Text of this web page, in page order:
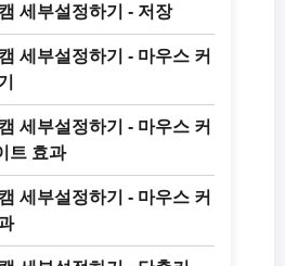
세부설정하기 - 저장
세부설정하기 - 마우스 커
세부설정하기 - 마우스 커
트 효과
세부설정하기 - 마우스 커